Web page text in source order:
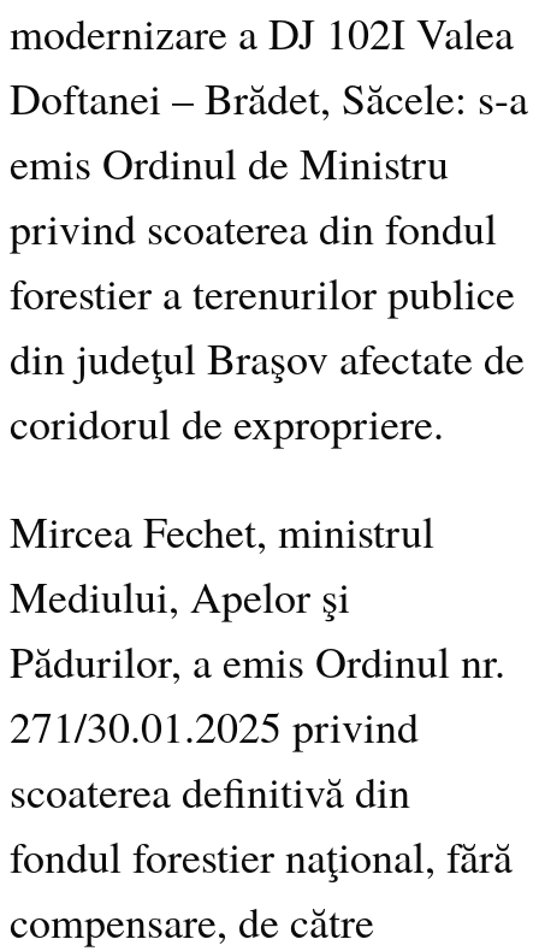
modernizare a DJ 102I Valea
Doftanei – Brădet, Săcele: s-a
emis Ordinul de Ministru
privind scoaterea din fondul
forestier a terenurilor publice
din judeţul Braşov afectate de
coridorul de expropriere.
Mircea Fechet, ministrul
Mediului, Apelor şi
Pădurilor, a emis Ordinul nr.
271/30.01.2025 privind
scoaterea definitivă din
fondul forestier naţional, fără
compensare, de către